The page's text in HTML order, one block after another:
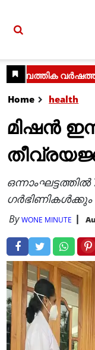
Home health
മിഷന്‍
ഒന്നാംഘട്ടത്തില്‍
ByWONE MINUTE